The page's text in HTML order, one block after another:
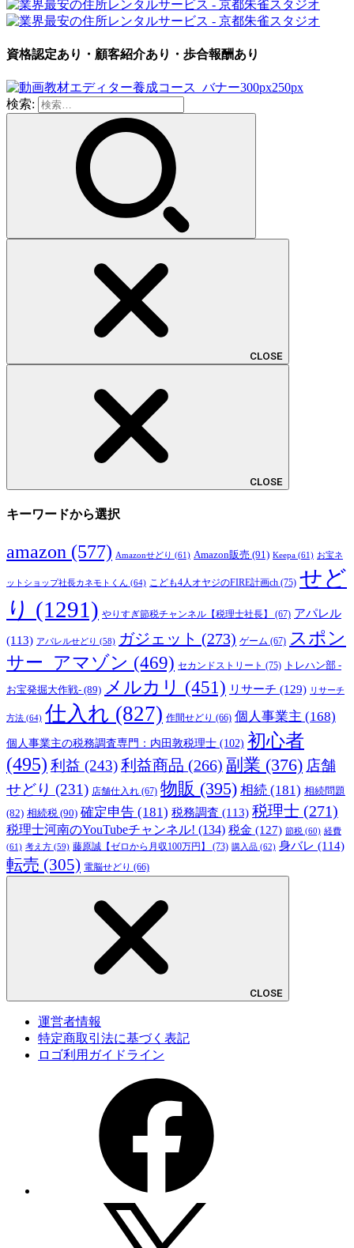
資格認定あり・顧客紹介あり・歩合報酬あり
検索:
CLOSE
CLOSE
キーワードから選択
amazon (577) Amazonせどり (61) Amazon販売 (91) Keepa (61) お宝ネ
ットショップ社長カネモトくん (64) こども4人オヤジのFIRE計画ch (75) せど
り (1291) やりすぎ節税チャンネル【税理士社長】 (67) アパレル
(113) アパレルせどり (58) ガジェット (273) ゲーム (67) スポン
サー_アマゾン (469) セカンドストリート (75) トレハン部 -
お宝発掘大作戦- (89) メルカリ (451) リサーチ (129) リサーチ
方法 (64) 仕入れ (827) 作間せどり (66) 個人事業主 (168)
個人事業主の税務調査専門：内田敦税理士 (102) 初心者
(495) 利益 (243)利益商品 (266) 副業 (376) 店舗
せどり (231) 店舗仕入れ (67) 物販 (395) 相続 (181) 相続問題
(82) 相続税 (90) 確定申告 (181) 税務調査 (113) 税理士 (271)
税理士河南のYouTubeチャンネル! (134) 税金 (127) 節税 (60) 経費
(61) 考え方 (59) 藤原誠【ゼロから月収100万円】 (73) 購入品 (62) 身バレ (114)
転売 (305) 電脳せどり (66)
CLOSE
運営者情報
特定商取引法に基づく表記
ロゴ利用ガイドライン